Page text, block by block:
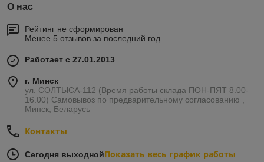
О нас
Рейтинг не сформирован
Менее 5 отзывов за последний год
Работает с 27.01.2013
г. Минск
ул. СОЛТЫСА-112 (Время работы склада ПОН-ПЯТ 8.00-
16.00) Самовывоз по предварительному согласованию ,
Минск, Беларусь
Контакты
Сегодня выходнойПоказать весь график работы